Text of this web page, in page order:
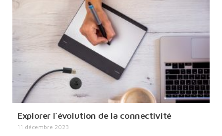
Explorer l’évolution de la connectivité
11 décembre 2023